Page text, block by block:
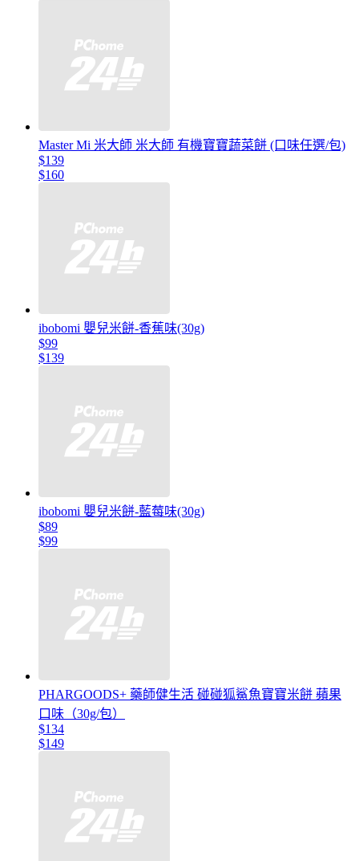
Master Mi 米大師 米大師 有機寶寶蔬菜餅 (口味任選/包)
$139
$160
ibobomi 嬰兒米餅-香蕉味(30g)
$99
$139
ibobomi 嬰兒米餅-藍莓味(30g)
$89
$99
PHARGOODS+ 藥師健生活 碰碰狐鯊魚寶寶米餅 蘋果
口味（30g/包）
$134
$149